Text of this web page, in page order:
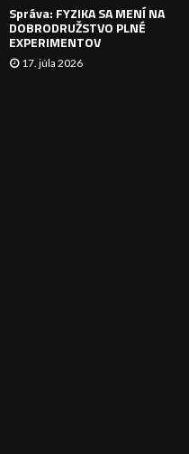
Správa: FYZIKA SA MENÍ NA
DOBRODRUŽSTVO PLNÉ
EXPERIMENTOV
17. júla 2026